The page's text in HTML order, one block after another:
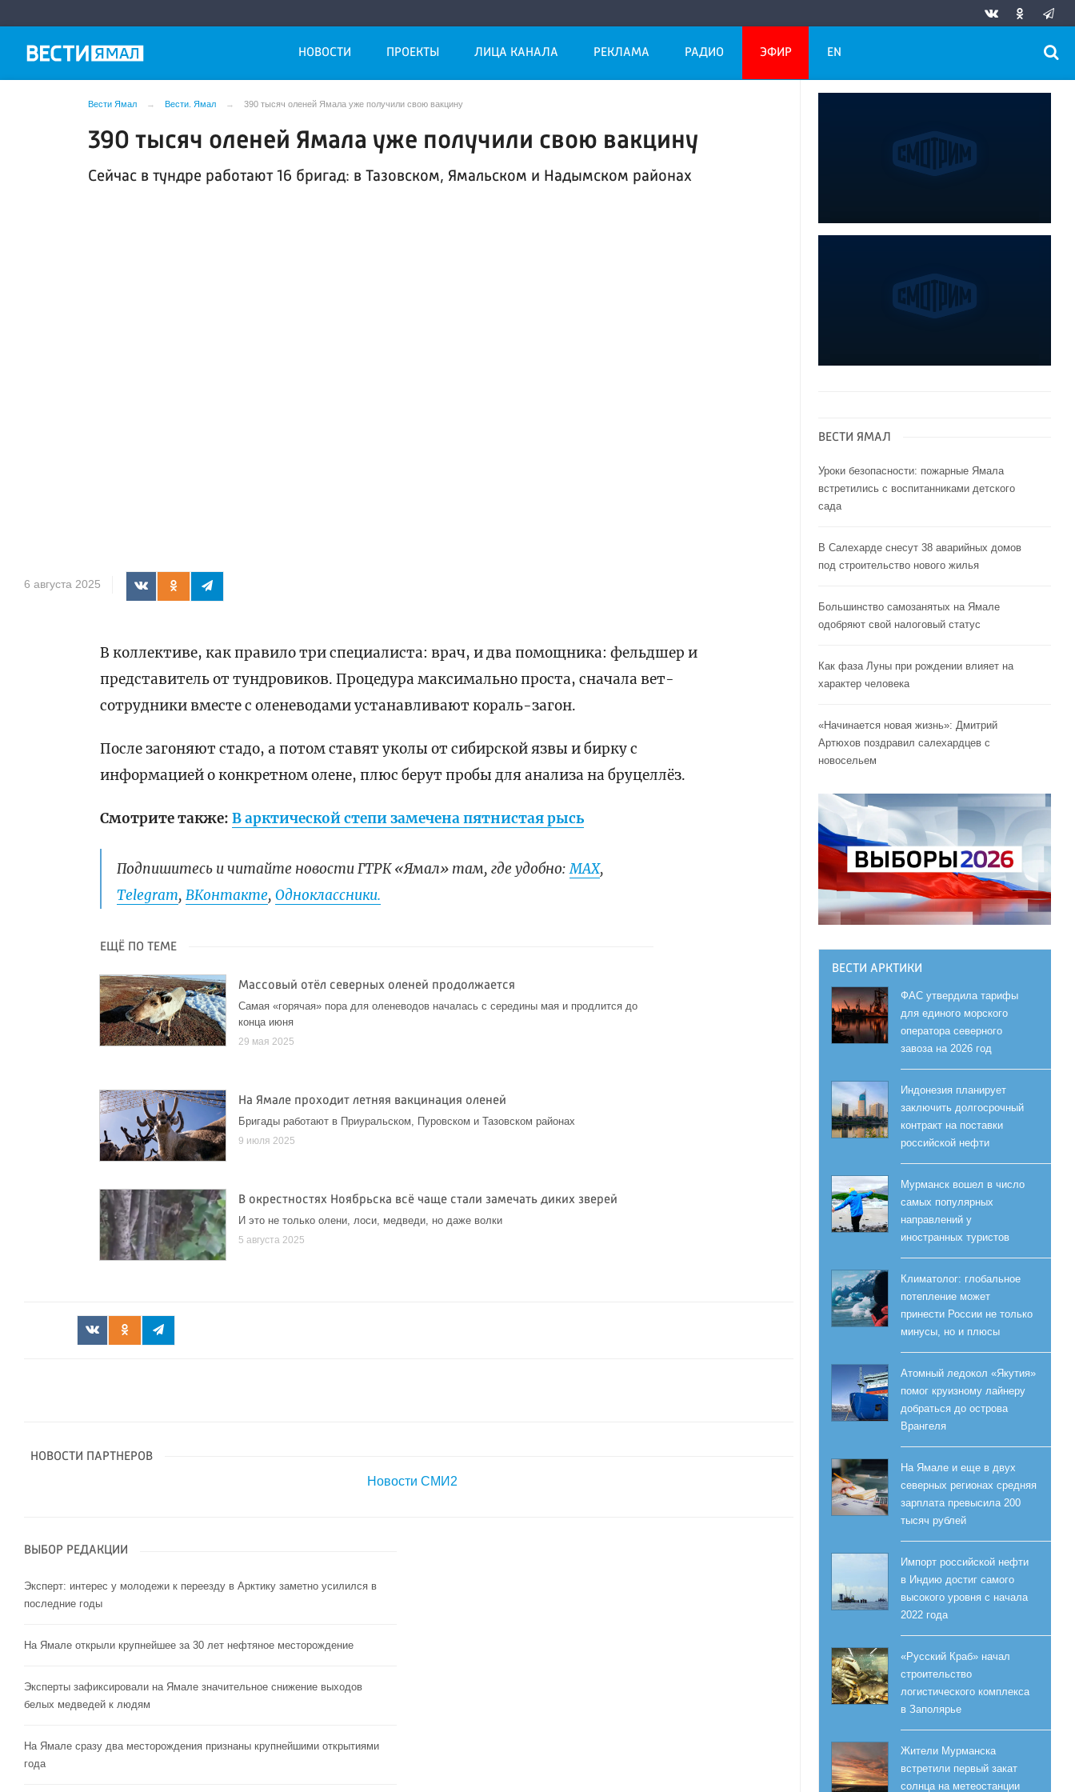
НОВОСТИ ПРОЕКТЫ ЛИЦА КАНАЛА РЕКЛАМА РАДИО ЭФИР EN
Вести Ямал Вести. Ямал 390 тысяч оленей Ямала уже получили свою вакцину
390 тысяч оленей Ямала уже получили свою вакцину
Сейчас в тундре работают 16 бригад: в Тазовском, Ямальском и Надымском районах
6 августа 2025
В коллективе, как правило три специалиста: врач, и два помощника: фельдшер и
представитель от тундровиков. Процедура максимально проста, сначала вет-
сотрудники вместе с оленеводами устанавливают кораль-загон.
После загоняют стадо, а потом ставят уколы от сибирской язвы и бирку с
информацией о конкретном олене, плюс берут пробы для анализа на бруцеллёз.
Смотрите также:В арктической степи замечена пятнистая рысь
Подпишитесь и читайте новости ГТРК «Ямал» там, где удобно:МАХ,
Telegram,ВКонтакте,Одноклассники.
ЕЩЁ ПО ТЕМЕ
Массовый отёл северных оленей продолжается
Самая «горячая» пора для оленеводов началась с середины мая и продлится до
конца июня
29 мая 2025
На Ямале проходит летняя вакцинация оленей
Бригады работают в Приуральском, Пуровском и Тазовском районах
9 июля 2025
В окрестностях Ноябрьска всё чаще стали замечать диких зверей
И это не только олени, лоси, медведи, но даже волки
5 августа 2025
НОВОСТИ ПАРТНЕРОВ
Новости СМИ2
ВЫБОР РЕДАКЦИИ
Эксперт: интерес у молодежи к переезду в Арктику заметно усилился в
последние годы
На Ямале открыли крупнейшее за 30 лет нефтяное месторождение
Эксперты зафиксировали на Ямале значительное снижение выходов
белых медведей к людям
На Ямале сразу два месторождения признаны крупнейшими открытиями
года
ВЕСТИ ЯМАЛ
Уроки безопасности: пожарные Ямала
встретились с воспитанниками детского
сада
В Салехарде снесут 38 аварийных домов
под строительство нового жилья
Большинство самозанятых на Ямале
одобряют свой налоговый статус
Как фаза Луны при рождении влияет на
характер человека
«Начинается новая жизнь»: Дмитрий
Артюхов поздравил салехардцев с
новосельем
ВЕСТИ АРКТИКИ
ФАС утвердила тарифы
для единого морского
оператора северного
завоза на 2026 год
Индонезия планирует
заключить долгосрочный
контракт на поставки
российской нефти
Мурманск вошел в число
самых популярных
направлений у
иностранных туристов
Климатолог: глобальное
потепление может
принести России не только
минусы, но и плюсы
Атомный ледокол «Якутия»
помог круизному лайнеру
добраться до острова
Врангеля
На Ямале и еще в двух
северных регионах средняя
зарплата превысила 200
тысяч рублей
Импорт российской нефти
в Индию достиг самого
высокого уровня с начала
2022 года
«Русский Краб» начал
строительство
логистического комплекса
в Заполярье
Жители Мурманска
встретили первый закат
солнца на метеостанции